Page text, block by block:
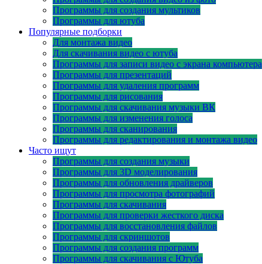
Программы для создания мультиков
Программы для ютуба
Популярные подборки
Для монтажа видео
Для скачивания видео с ютуба
Программы для записи видео с экрана компьютера
Программы для презентаций
Программы для удаления программ
Программы для рисования
Программы для скачивания музыки ВК
Программы для изменения голоса
Программы для сканирования
Программы для редактирования и монтажа видео
Часто ищут
Программы для создания музыки
Программы для 3D моделирования
Программы для обновления драйверов
Программы для просмотра фотографий
Программы для скачивания
Программы для проверки жесткого диска
Программы для восстановления файлов
Программы для скриншотов
Программы для создания программ
Программы для скачивания с Ютуба